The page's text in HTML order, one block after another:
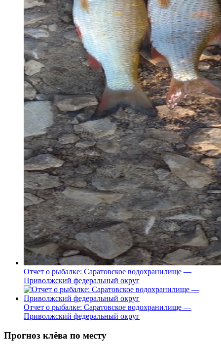
Отчет о рыбалке: Саратовское водохранилище —
Приволжский федеральный округ
Отчет о рыбалке: Саратовское водохранилище —
Приволжский федеральный округ
Прогноз клёва по месту